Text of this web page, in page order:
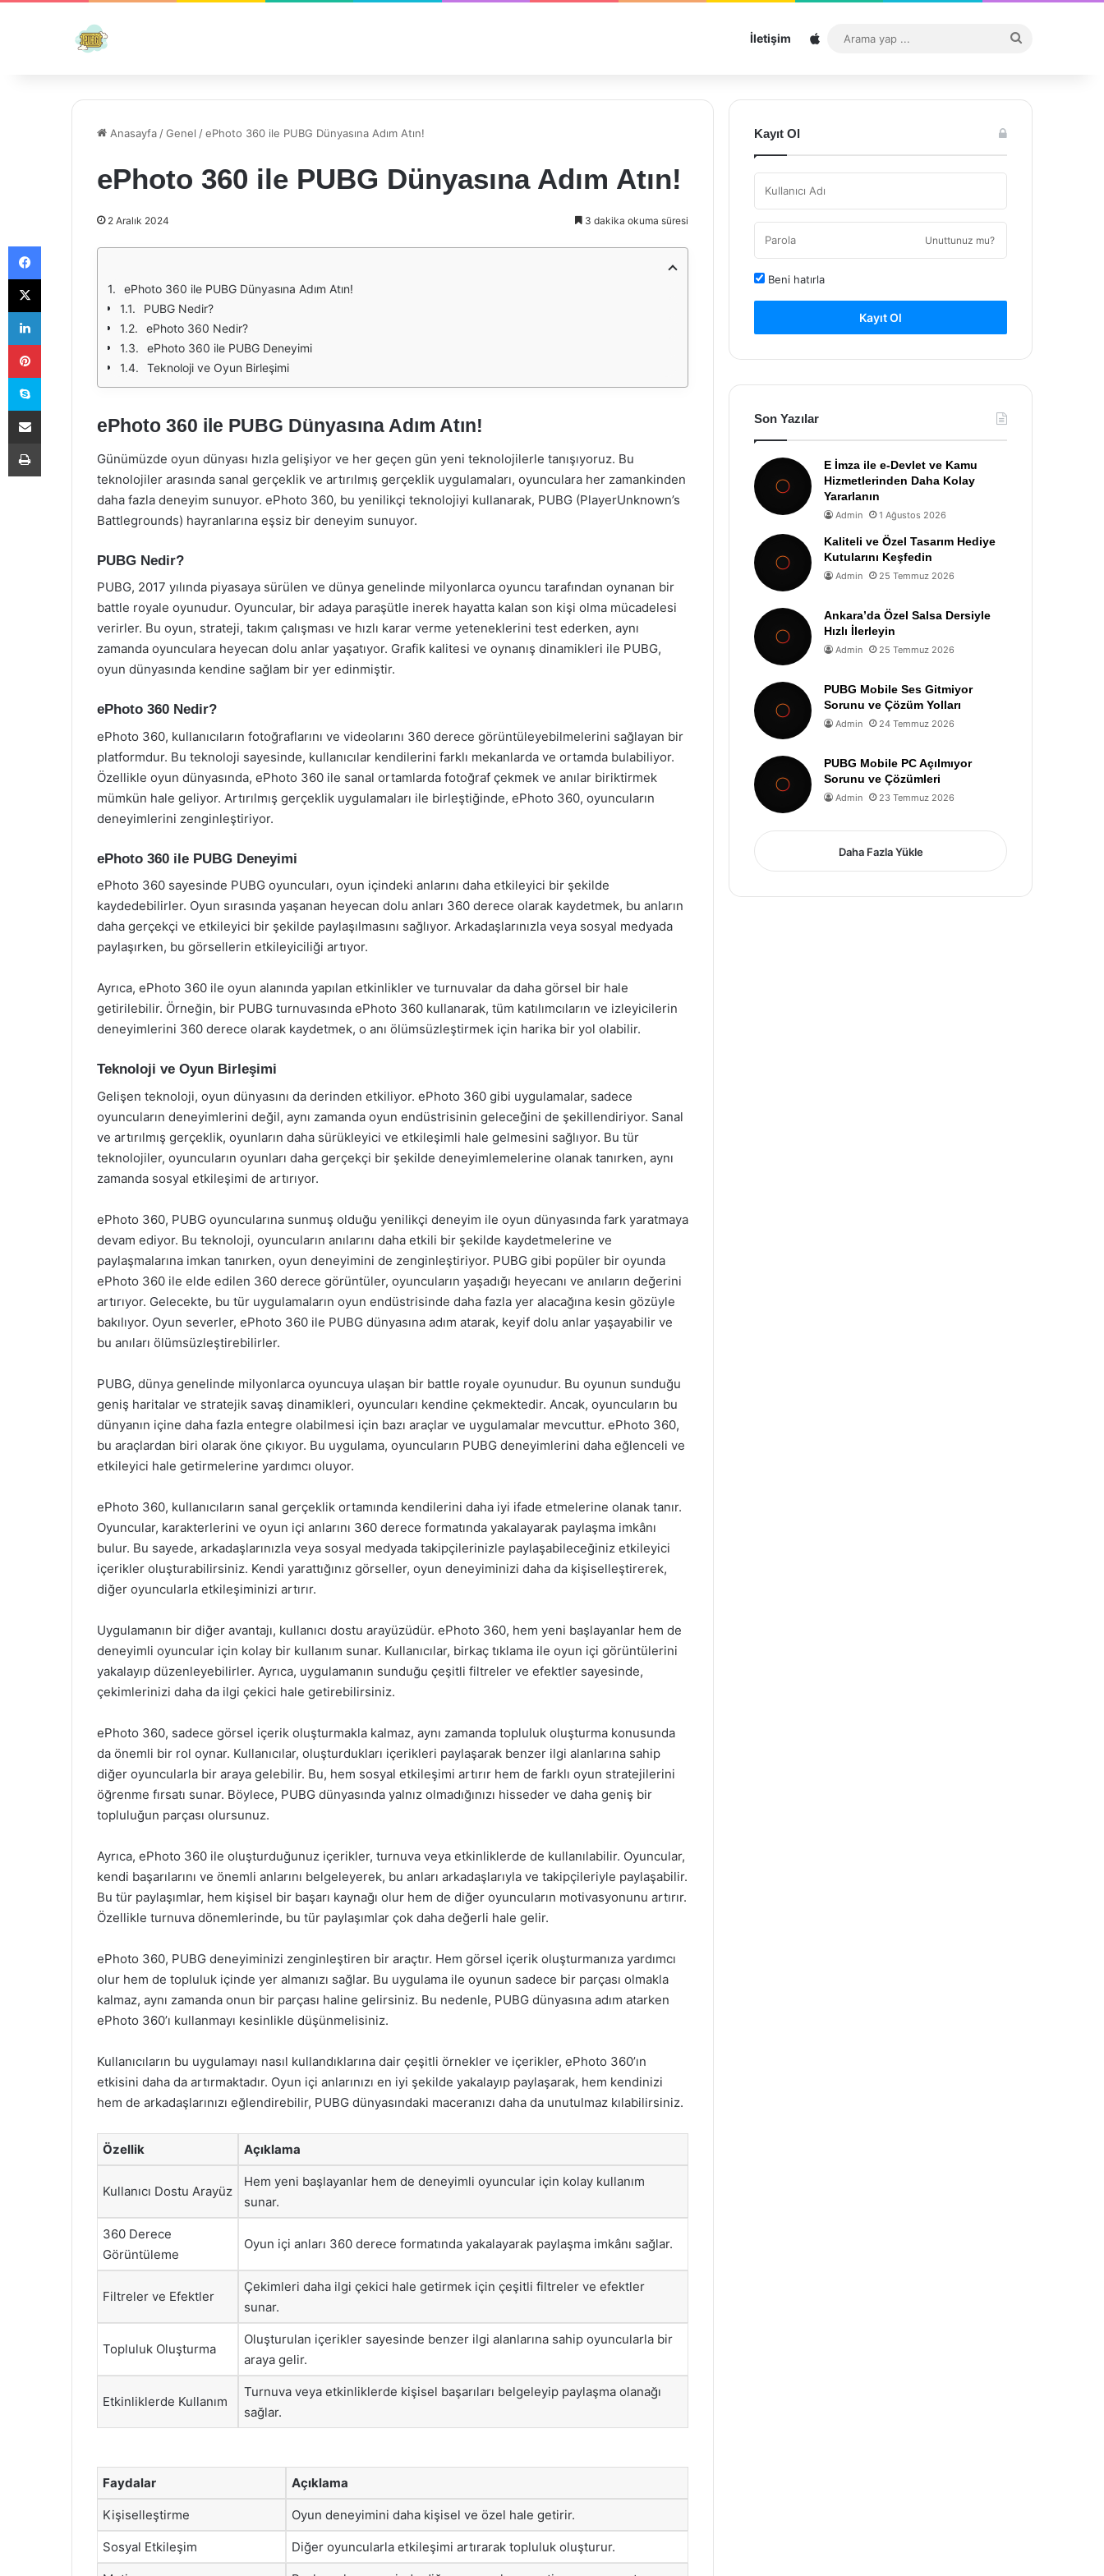
İletişim Sitemap
...
Anasayfa /Genel /ePhoto 360 ile PUBG Dünyasına Adım Atın!
ePhoto 360 ile PUBG Dünyasına Adım Atın!
2 Aralık 2024 3 dakika okuma süresi
ePhoto 360 ile PUBG Dünyasına Adım Atın!
PUBG Nedir?
ePhoto 360 Nedir?
ePhoto 360 ile PUBG Deneyimi
Teknoloji ve Oyun Birleşimi
ePhoto 360 ile PUBG Dünyasına Adım Atın!
Günümüzde oyun dünyası hızla gelişiyor ve her geçen gün yeni teknolojilerle tanışıyoruz. Bu
teknolojiler arasında sanal gerçeklik ve artırılmış gerçeklik uygulamaları, oyunculara her zamankinden
daha fazla deneyim sunuyor. ePhoto 360, bu yenilikçi teknolojiyi kullanarak, PUBG (PlayerUnknown’s
Battlegrounds) hayranlarına eşsiz bir deneyim sunuyor.
PUBG Nedir?
PUBG, 2017 yılında piyasaya sürülen ve dünya genelinde milyonlarca oyuncu tarafından oynanan bir
battle royale oyunudur. Oyuncular, bir adaya paraşütle inerek hayatta kalan son kişi olma mücadelesi
verirler. Bu oyun, strateji, takım çalışması ve hızlı karar verme yeteneklerini test ederken, aynı
zamanda oyunculara heyecan dolu anlar yaşatıyor. Grafik kalitesi ve oynanış dinamikleri ile PUBG,
oyun dünyasında kendine sağlam bir yer edinmiştir.
ePhoto 360 Nedir?
ePhoto 360, kullanıcıların fotoğraflarını ve videolarını 360 derece görüntüleyebilmelerini sağlayan bir
platformdur. Bu teknoloji sayesinde, kullanıcılar kendilerini farklı mekanlarda ve ortamda bulabiliyor.
Özellikle oyun dünyasında, ePhoto 360 ile sanal ortamlarda fotoğraf çekmek ve anılar biriktirmek
mümkün hale geliyor. Artırılmış gerçeklik uygulamaları ile birleştiğinde, ePhoto 360, oyuncuların
deneyimlerini zenginleştiriyor.
ePhoto 360 ile PUBG Deneyimi
ePhoto 360 sayesinde PUBG oyuncuları, oyun içindeki anlarını daha etkileyici bir şekilde
kaydedebilirler. Oyun sırasında yaşanan heyecan dolu anları 360 derece olarak kaydetmek, bu anların
daha gerçekçi ve etkileyici bir şekilde paylaşılmasını sağlıyor. Arkadaşlarınızla veya sosyal medyada
paylaşırken, bu görsellerin etkileyiciliği artıyor.
Ayrıca, ePhoto 360 ile oyun alanında yapılan etkinlikler ve turnuvalar da daha görsel bir hale
getirilebilir. Örneğin, bir PUBG turnuvasında ePhoto 360 kullanarak, tüm katılımcıların ve izleyicilerin
deneyimlerini 360 derece olarak kaydetmek, o anı ölümsüzleştirmek için harika bir yol olabilir.
Teknoloji ve Oyun Birleşimi
Gelişen teknoloji, oyun dünyasını da derinden etkiliyor. ePhoto 360 gibi uygulamalar, sadece
oyuncuların deneyimlerini değil, aynı zamanda oyun endüstrisinin geleceğini de şekillendiriyor. Sanal
ve artırılmış gerçeklik, oyunların daha sürükleyici ve etkileşimli hale gelmesini sağlıyor. Bu tür
teknolojiler, oyuncuların oyunları daha gerçekçi bir şekilde deneyimlemelerine olanak tanırken, aynı
zamanda sosyal etkileşimi de artırıyor.
ePhoto 360, PUBG oyuncularına sunmuş olduğu yenilikçi deneyim ile oyun dünyasında fark yaratmaya
devam ediyor. Bu teknoloji, oyuncuların anılarını daha etkili bir şekilde kaydetmelerine ve
paylaşmalarına imkan tanırken, oyun deneyimini de zenginleştiriyor. PUBG gibi popüler bir oyunda
ePhoto 360 ile elde edilen 360 derece görüntüler, oyuncuların yaşadığı heyecanı ve anıların değerini
artırıyor. Gelecekte, bu tür uygulamaların oyun endüstrisinde daha fazla yer alacağına kesin gözüyle
bakılıyor. Oyun severler, ePhoto 360 ile PUBG dünyasına adım atarak, keyif dolu anlar yaşayabilir ve
bu anıları ölümsüzleştirebilirler.
PUBG, dünya genelinde milyonlarca oyuncuya ulaşan bir battle royale oyunudur. Bu oyunun sunduğu
geniş haritalar ve stratejik savaş dinamikleri, oyuncuları kendine çekmektedir. Ancak, oyuncuların bu
dünyanın içine daha fazla entegre olabilmesi için bazı araçlar ve uygulamalar mevcuttur. ePhoto 360,
bu araçlardan biri olarak öne çıkıyor. Bu uygulama, oyuncuların PUBG deneyimlerini daha eğlenceli ve
etkileyici hale getirmelerine yardımcı oluyor.
ePhoto 360, kullanıcıların sanal gerçeklik ortamında kendilerini daha iyi ifade etmelerine olanak tanır.
Oyuncular, karakterlerini ve oyun içi anlarını 360 derece formatında yakalayarak paylaşma imkânı
bulur. Bu sayede, arkadaşlarınızla veya sosyal medyada takipçilerinizle paylaşabileceğiniz etkileyici
içerikler oluşturabilirsiniz. Kendi yarattığınız görseller, oyun deneyiminizi daha da kişiselleştirerek,
diğer oyuncularla etkileşiminizi artırır.
Uygulamanın bir diğer avantajı, kullanıcı dostu arayüzüdür. ePhoto 360, hem yeni başlayanlar hem de
deneyimli oyuncular için kolay bir kullanım sunar. Kullanıcılar, birkaç tıklama ile oyun içi görüntülerini
yakalayıp düzenleyebilirler. Ayrıca, uygulamanın sunduğu çeşitli filtreler ve efektler sayesinde,
çekimlerinizi daha da ilgi çekici hale getirebilirsiniz.
ePhoto 360, sadece görsel içerik oluşturmakla kalmaz, aynı zamanda topluluk oluşturma konusunda
da önemli bir rol oynar. Kullanıcılar, oluşturdukları içerikleri paylaşarak benzer ilgi alanlarına sahip
diğer oyuncularla bir araya gelebilir. Bu, hem sosyal etkileşimi artırır hem de farklı oyun stratejilerini
öğrenme fırsatı sunar. Böylece, PUBG dünyasında yalnız olmadığınızı hisseder ve daha geniş bir
topluluğun parçası olursunuz.
Ayrıca, ePhoto 360 ile oluşturduğunuz içerikler, turnuva veya etkinliklerde de kullanılabilir. Oyuncular,
kendi başarılarını ve önemli anlarını belgeleyerek, bu anları arkadaşlarıyla ve takipçileriyle paylaşabilir.
Bu tür paylaşımlar, hem kişisel bir başarı kaynağı olur hem de diğer oyuncuların motivasyonunu artırır.
Özellikle turnuva dönemlerinde, bu tür paylaşımlar çok daha değerli hale gelir.
ePhoto 360, PUBG deneyiminizi zenginleştiren bir araçtır. Hem görsel içerik oluşturmanıza yardımcı
olur hem de topluluk içinde yer almanızı sağlar. Bu uygulama ile oyunun sadece bir parçası olmakla
kalmaz, aynı zamanda onun bir parçası haline gelirsiniz. Bu nedenle, PUBG dünyasına adım atarken
ePhoto 360’ı kullanmayı kesinlikle düşünmelisiniz.
Kullanıcıların bu uygulamayı nasıl kullandıklarına dair çeşitli örnekler ve içerikler, ePhoto 360’ın
etkisini daha da artırmaktadır. Oyun içi anlarınızı en iyi şekilde yakalayıp paylaşarak, hem kendinizi
hem de arkadaşlarınızı eğlendirebilir, PUBG dünyasındaki maceranızı daha da unutulmaz kılabilirsiniz.
Özellik Açıklama
Kullanıcı Dostu Arayüz
Hem yeni başlayanlar hem de deneyimli oyuncular için kolay kullanım
sunar.
360 Derece
Görüntüleme
Oyun içi anları 360 derece formatında yakalayarak paylaşma imkânı sağlar.
Filtreler ve Efektler
Çekimleri daha ilgi çekici hale getirmek için çeşitli filtreler ve efektler
sunar.
Topluluk Oluşturma
Oluşturulan içerikler sayesinde benzer ilgi alanlarına sahip oyuncularla bir
araya gelir.
Etkinliklerde Kullanım
Turnuva veya etkinliklerde kişisel başarıları belgeleyip paylaşma olanağı
sağlar.
Faydalar Açıklama
Kişiselleştirme Oyun deneyimini daha kişisel ve özel hale getirir.
Sosyal Etkileşim Diğer oyuncularla etkileşimi artırarak topluluk oluşturur.
Kayıt Ol
Unuttunuz mu?
Beni hatırla
Kayıt Ol
Son Yazılar
E İmza ile e-Devlet ve Kamu
Hizmetlerinden Daha Kolay
Yararlanın
Admin 1 Ağustos 2026
Kaliteli ve Özel Tasarım Hediye
Kutularını Keşfedin
Admin 25 Temmuz 2026
Ankara’da Özel Salsa Dersiyle
Hızlı İlerleyin
Admin 25 Temmuz 2026
PUBG Mobile Ses Gitmiyor
Sorunu ve Çözüm Yolları
Admin 24 Temmuz 2026
PUBG Mobile PC Açılmıyor
Sorunu ve Çözümleri
Admin 23 Temmuz 2026
Daha Fazla Yükle
Facebook
X
LinkedIn
Pinterest
Skype
E-Posta ile paylaş